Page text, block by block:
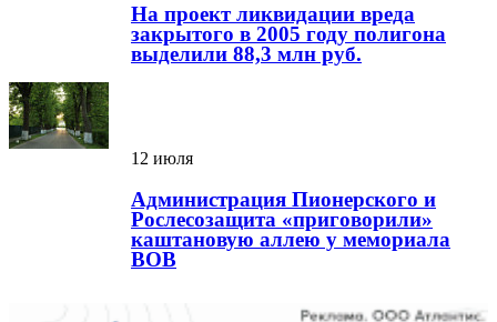
На проект ликвидации вреда
закрытого в 2005 году полигона
выделили 88,3 млн руб.
12 июля
Администрация Пионерского и
Рослесозащита «приговорили»
каштановую аллею у мемориала
ВОВ